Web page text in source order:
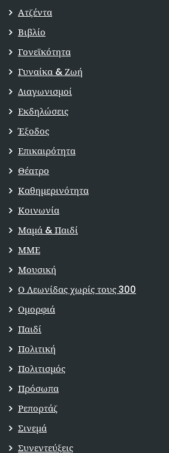
Ατζέντα
Βιβλίο
Γονεϊκότητα
Γυναίκα & Ζωή
Διαγωνισμοί
Εκδηλώσεις
Έξοδος
Επικαιρότητα
Θέατρο
Καθημερινότητα
Κοινωνία
Μαμά & Παιδί
ΜΜΕ
Μουσική
Ο Λεωνίδας χωρίς τους 300
Ομορφιά
Παιδί
Πολιτική
Πολιτισμός
Πρόσωπα
Ρεπορτάζ
Σινεμά
Συνεντεύξεις